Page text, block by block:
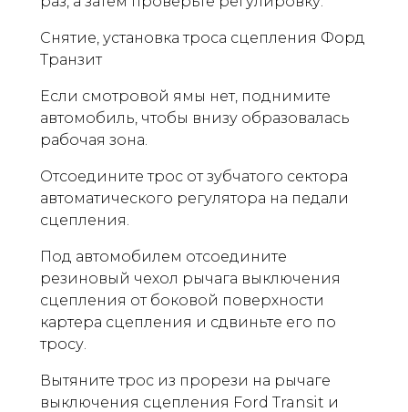
Снятие, установка троса сцепления Форд
Транзит
Если смотровой ямы нет, поднимите
автомобиль, чтобы внизу образовалась
рабочая зона.
Отсоедините трос от зубчатого сектора
автоматического регулятора на педали
сцепления.
Под автомобилем отсоедините
резиновый чехол рычага выключения
сцепления от боковой поверхности
картера сцепления и сдвиньте его по
тросу.
Вытяните трос из прорези на рычаге
выключения сцепления Ford Transit и